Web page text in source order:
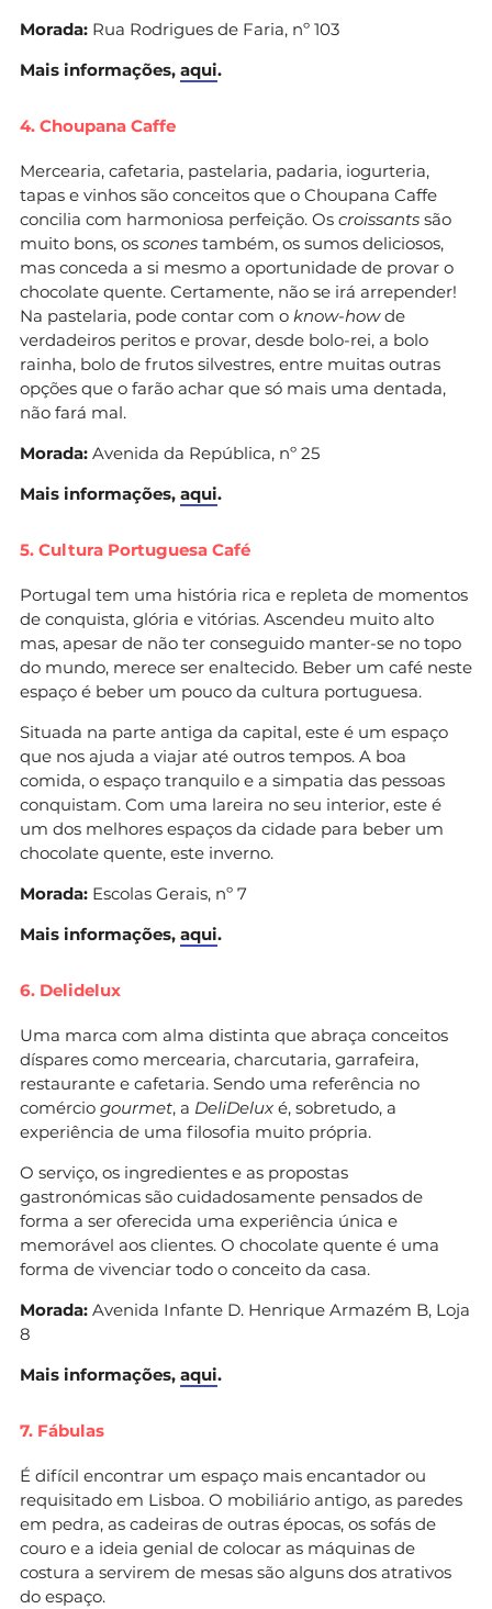
Morada: Rua Rodrigues de Faria, nº 103
Mais informações, aqui.
4. Choupana Caffe
Mercearia, cafetaria, pastelaria, padaria, iogurteria,
tapas e vinhos são conceitos que o Choupana Caffe
concilia com harmoniosa perfeição. Os croissants são
muito bons, os scones também, os sumos deliciosos,
mas conceda a si mesmo a oportunidade de provar o
chocolate quente. Certamente, não se irá arrepender!
Na pastelaria, pode contar com o know-howde
verdadeiros peritos e provar, desde bolo-rei, a bolo
rainha, bolo de frutos silvestres, entre muitas outras
opções que o farão achar que só mais uma dentada,
não fará mal.
Morada: Avenida da República, nº 25
Mais informações, aqui.
5. Cultura Portuguesa Café
Portugal tem uma história rica e repleta de momentos
de conquista, glória e vitórias. Ascendeu muito alto
mas, apesar de não ter conseguido manter-se no topo
do mundo, merece ser enaltecido. Beber um café neste
espaço é beber um pouco da cultura portuguesa.
Situada na parte antiga da capital, este é um espaço
que nos ajuda a viajar até outros tempos. A boa
comida, o espaço tranquilo e a simpatia das pessoas
conquistam. Com uma lareira no seu interior, este é
um dos melhores espaços da cidade para beber um
chocolate quente, este inverno.
Morada: Escolas Gerais, nº 7
Mais informações, aqui.
6. Delidelux
Uma marca com alma distinta que abraça conceitos
díspares como mercearia, charcutaria, garrafeira,
restaurante e cafetaria. Sendo uma referência no
comércio gourmet, a DeliDelux é, sobretudo, a
experiência de uma filosofia muito própria.
O serviço, os ingredientes e as propostas
gastronómicas são cuidadosamente pensados de
forma a ser oferecida uma experiência única e
memorável aos clientes. O chocolate quente é uma
forma de vivenciar todo o conceito da casa.
Morada: Avenida Infante D. Henrique Armazém B, Loja
8
Mais informações, aqui.
7. Fábulas
É difícil encontrar um espaço mais encantador ou
requisitado em Lisboa. O mobiliário antigo, as paredes
em pedra, as cadeiras de outras épocas, os sofás de
couro e a ideia genial de colocar as máquinas de
costura a servirem de mesas são alguns dos atrativos
do espaço.